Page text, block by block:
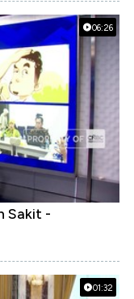
06:26
Sakit -
01:32